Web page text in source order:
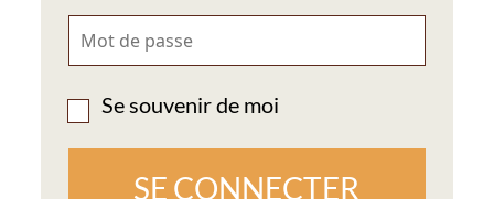
Se souvenir de moi